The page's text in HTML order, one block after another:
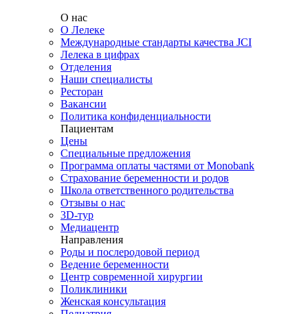
О нас
О Лелеке
Международные стандарты качества JCI
Лелека в цифрах
Отделения
Наши специалисты
Ресторан
Вакансии
Политика конфиденциальности
Пациентам
Цены
Специальные предложения
Программа оплаты частями от Monobank
Страхование беременности и родов
Школа ответственного родительства
Отзывы о нас
3D-тур
Медиацентр
Направления
Роды и послеродовой период
Ведение беременности
Центр современной хирургии
Поликлиники
Женская консультация